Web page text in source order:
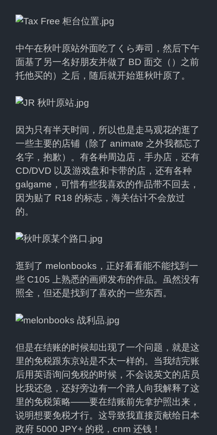
中午在秋叶原站外面吃了くら寿司，然后下午
面基了另一名好朋友并做了 BD 面交（）之前
托他买的）之后，随后就开始逛秋叶原了。
因为只有半天时间，所以也是走马观花的逛了
一些主要的店铺（除了 animate 之外我都忘了
名字，抱歉）。有各种周边店，手办店，还有
CD/DVD 以及游戏盘和卡带的店，还有各种
galgame，可惜有些我喜欢的作品带不回去，
因为贴了 R18 的标志，海关估计不会放过
的。
逛到了 melonbooks，正好看看能不能找到一
些 C105 上熟悉的画师发布的作品。虽然没有
照全，但还是找到了喜欢的一些东西。
但是在结账的时候却出现了一个问题，就是这
里的免税跟东京站是不太一样的。当我结完账
后用英语询问免税的时候，不会说英文的店员
比我还急，还好旁边有一个路人向我解释了这
里的免税策略——要在结账前先拿护照出来，
说明想要免税才行。这导致我直接贡献给日本
政府 5000 JPY+ 的税，cnm 还钱！